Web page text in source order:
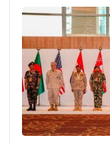
Follow